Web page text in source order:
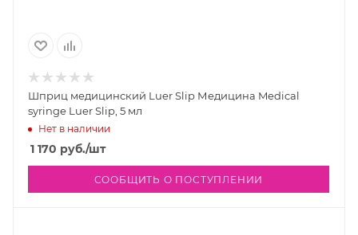
Шприц медицинский Luer Slip Медицина Medical
syringe Luer Slip, 5 мл
Нет в наличии
1 170 руб./шт
СООБЩИТЬ О ПОСТУПЛЕНИИ